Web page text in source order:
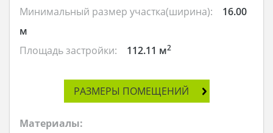
Минимальный размер участка(ширина):
16.00
м
Площадь застройки:
112.11 м2
РАЗМЕРЫ ПОМЕЩЕНИЙ
Материалы: